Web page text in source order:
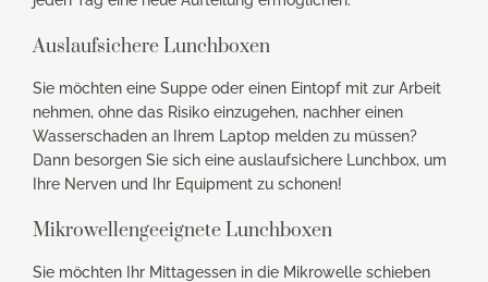
Auslaufsichere Lunchboxen
Sie möchten eine Suppe oder einen Eintopf mit zur Arbeit
nehmen, ohne das Risiko einzugehen, nachher einen
Wasserschaden an Ihrem Laptop melden zu müssen?
Dann besorgen Sie sich eine auslaufsichere Lunchbox, um
Ihre Nerven und Ihr Equipment zu schonen!
Mikrowellengeeignete Lunchboxen
Sie möchten Ihr Mittagessen in die Mikrowelle schieben